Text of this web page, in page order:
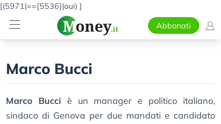
[(5971|=={5536}|oui) ]
Abbonati
Marco Bucci
Marco Bucci è un manager e politico italiano,
sindaco di Genova per due mandati e candidato